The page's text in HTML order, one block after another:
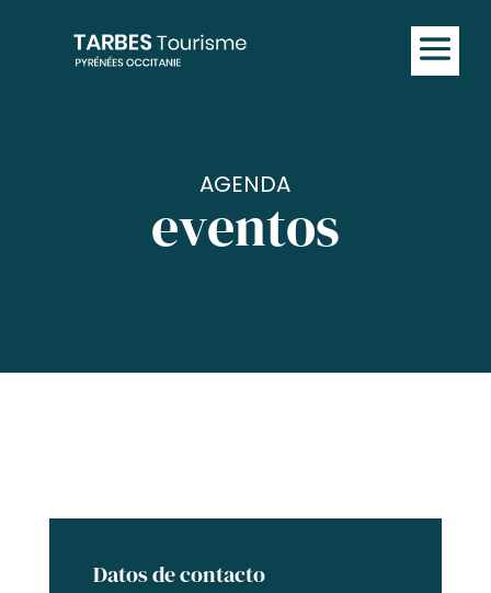
AGENDA
eventos
Datos de contacto